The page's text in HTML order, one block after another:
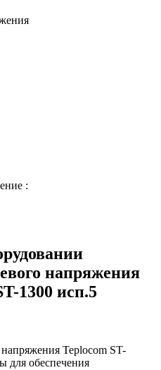
:
напряжения
1300 исп.5
напряжения Teplocom ST-
для обеспечения